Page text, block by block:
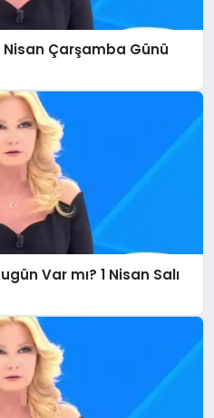
Nisan Çarşamba Günü
Var mı? 1 Nisan Salı